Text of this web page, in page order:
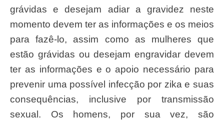
grávidas e desejam adiar a gravidez neste
momento devem ter as informações e os meios
para fazê-lo, assim como as mulheres que
estão grávidas ou desejam engravidar devem
ter as informações e o apoio necessário para
prevenir uma possível infecção por zika e suas
consequências, inclusive por transmissão
sexual. Os homens, por sua vez, são